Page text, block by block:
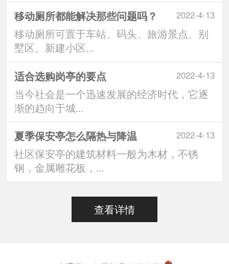
2022-4-13
移动厕所都能解决那些问题吗？
移动厕所可置于车站、码头、旅游景点、别
墅区、新建小区...
2022-4-13
适合选购岗亭的要点
当今社会是一个迅速发展的经济时代，它逐
渐的趋向于城...
2022-4-13
夏季保安亭怎么隔热与降温
社区保安亭的建筑材料一般为木材，不锈
钢，金属雕花板，...
查看详情